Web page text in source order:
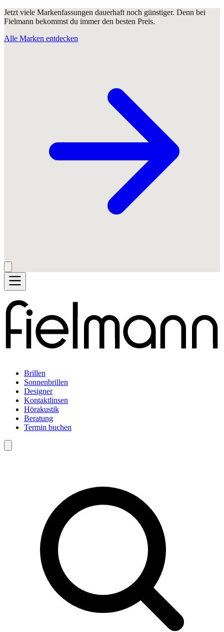
Jetzt viele Markenfassungen dauerhaft noch günstiger. Denn bei
Fielmann bekommst du immer den besten Preis.
Alle Marken entdecken
Brillen
Sonnenbrillen
Designer
Kontaktlinsen
Hörakustik
Beratung
Termin buchen